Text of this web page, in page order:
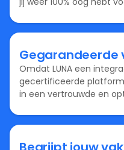
Waarom werken
Met LUNA heb je een
maakt, zonder dat jij